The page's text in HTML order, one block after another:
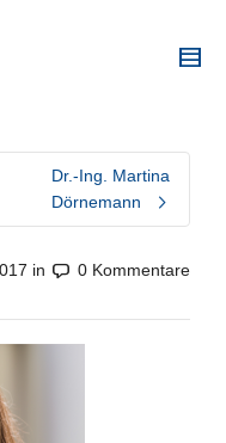
Dr.-Ing. Martina
Dörnemann
in 0 Kommentare